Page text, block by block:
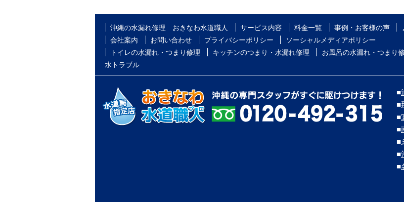
沖縄の水漏れ修理 おきなわ水道職人 サービス内容 料金一覧 事例・お客様の声
会社案内
お問い合わせ プライバシーポリシー
ソーシャルメディアポリシー
トイレの水漏れ・つまり修理
キッチンのつまり・水漏れ修理 お風呂の水漏れ・つまり
水トラブル
■
■
■
■
■
■
■